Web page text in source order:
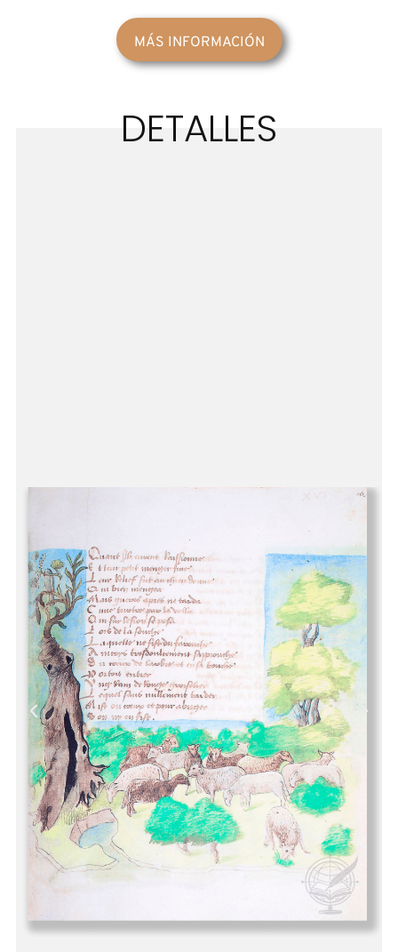
MÁS INFORMACIÓN
DETALLES